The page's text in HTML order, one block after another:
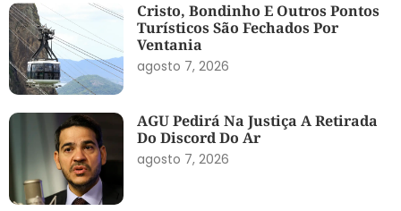
Cristo, Bondinho E Outros Pontos
Turísticos São Fechados Por
Ventania
agosto 7, 2026
AGU Pedirá Na Justiça A Retirada
Do Discord Do Ar
agosto 7, 2026